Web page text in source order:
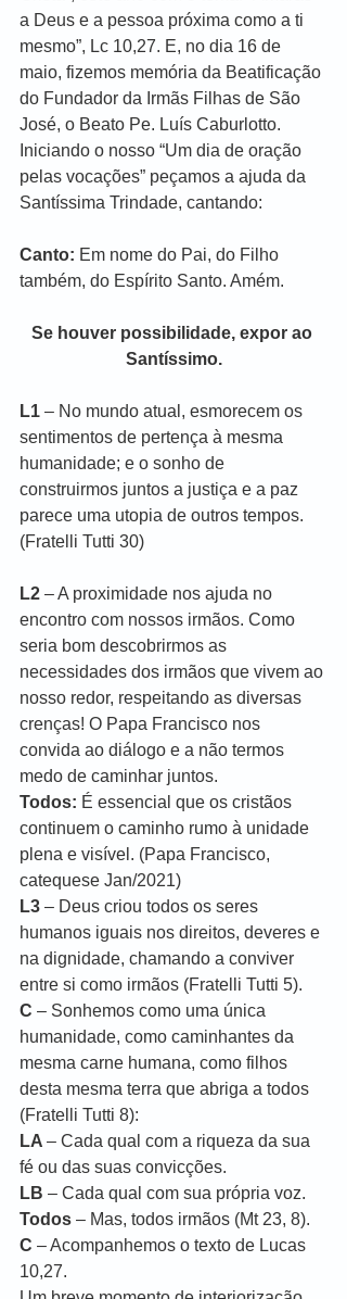
a Deus e a pessoa próxima como a ti
mesmo”, Lc 10,27. E, no dia 16 de
maio, fizemos memória da Beatificação
do Fundador da Irmãs Filhas de São
José, o Beato Pe. Luís Caburlotto.
Iniciando o nosso “Um dia de oração
pelas vocações” peçamos a ajuda da
Santíssima Trindade, cantando:
Canto: Em nome do Pai, do Filho
também, do Espírito Santo. Amém.
Se houver possibilidade, expor ao
Santíssimo.
L1 – No mundo atual, esmorecem os
sentimentos de pertença à mesma
humanidade; e o sonho de
construirmos juntos a justiça e a paz
parece uma utopia de outros tempos.
(Fratelli Tutti 30)
L2 – A proximidade nos ajuda no
encontro com nossos irmãos. Como
seria bom descobrirmos as
necessidades dos irmãos que vivem ao
nosso redor, respeitando as diversas
crenças! O Papa Francisco nos
convida ao diálogo e a não termos
medo de caminhar juntos.
Todos: É essencial que os cristãos
continuem o caminho rumo à unidade
plena e visível. (Papa Francisco,
catequese Jan/2021)
L3 – Deus criou todos os seres
humanos iguais nos direitos, deveres e
na dignidade, chamando a conviver
entre si como irmãos (Fratelli Tutti 5).
C – Sonhemos como uma única
humanidade, como caminhantes da
mesma carne humana, como filhos
desta mesma terra que abriga a todos
(Fratelli Tutti 8):
LA – Cada qual com a riqueza da sua
fé ou das suas convicções.
LB – Cada qual com sua própria voz.
Todos – Mas, todos irmãos (Mt 23, 8).
C – Acompanhemos o texto de Lucas
10,27.